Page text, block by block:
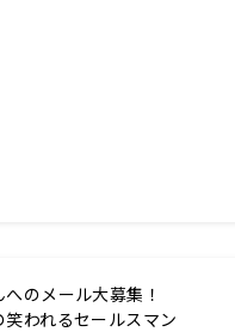
のメール大募集！
われるセールスマン